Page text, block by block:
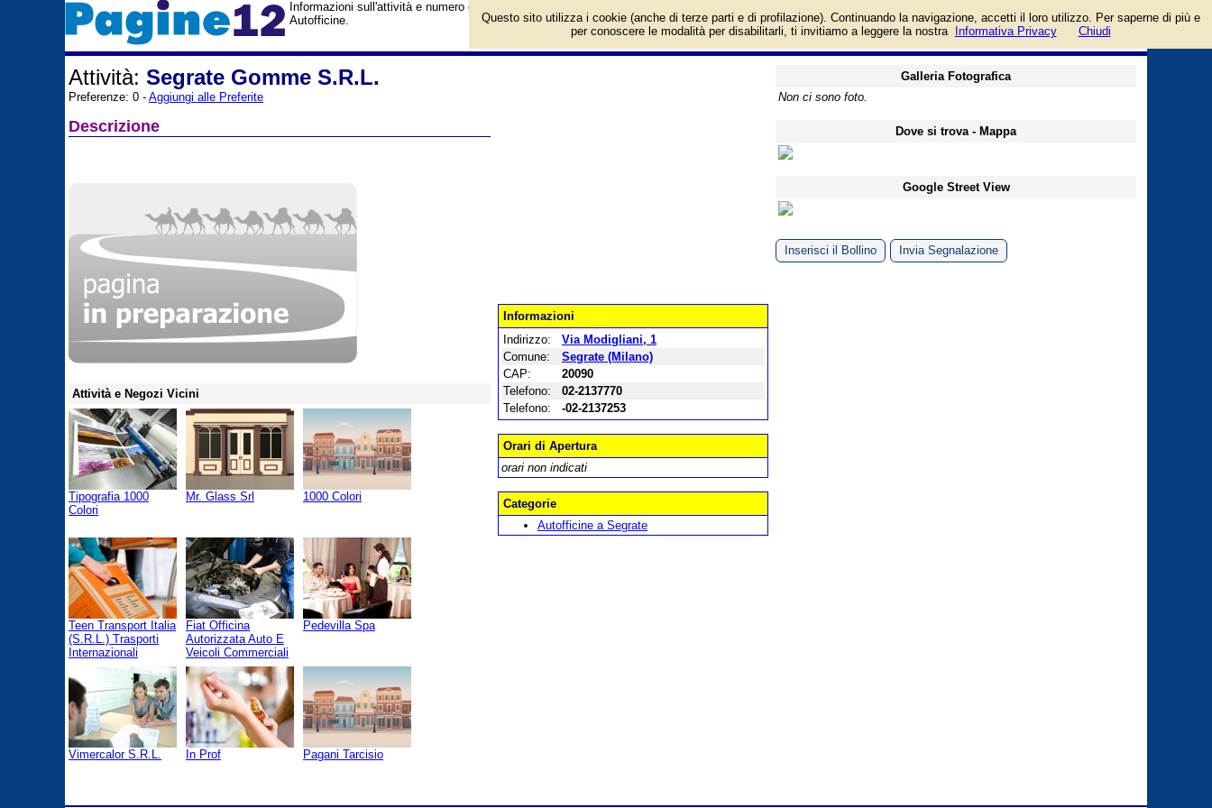
guida
Informazioni sull'attività e numero di telefono di Segrate Gomme S.R.L. a Segrate (Milano), Via Modigliani. Categoria
Autofficine.
Attività: Segrate Gomme S.R.L.
Preferenze: 0 - Aggiungi alle Preferite
Descrizione
Attività e Negozi Vicini
Tipografia 1000
Colori
Mr. Glass Srl 1000 Colori
Teen Transport Italia
(S.R.L.) Trasporti
Internazionali
Fiat Officina
Autorizzata Auto E
Veicoli Commerciali
Pedevilla Spa
Vimercalor S.R.L. In Prof Pagani Tarcisio
Informazioni
Indirizzo:
Via Modigliani, 1
Comune:
Segrate (Milano)
CAP:
20090
Telefono:
02-2137770
Telefono:
-02-2137253
Orari di Apertura
orari non indicati
Categorie
Autofficine a Segrate
Galleria Fotografica
Non ci sono foto.
Dove si trova - Mappa
Google Street View
Inserisci il Bollino Invia Segnalazione
Questo sito utilizza i cookie (anche di terze parti e di profilazione). Continuando la navigazione, accetti il loro utilizzo. Per saperne di più e
per conoscere le modalità per disabilitarli, ti invitiamo a leggere la nostra
Informativa Privacy Chiudi